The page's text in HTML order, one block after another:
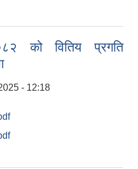
को वितिय प्रगति
- 12:18